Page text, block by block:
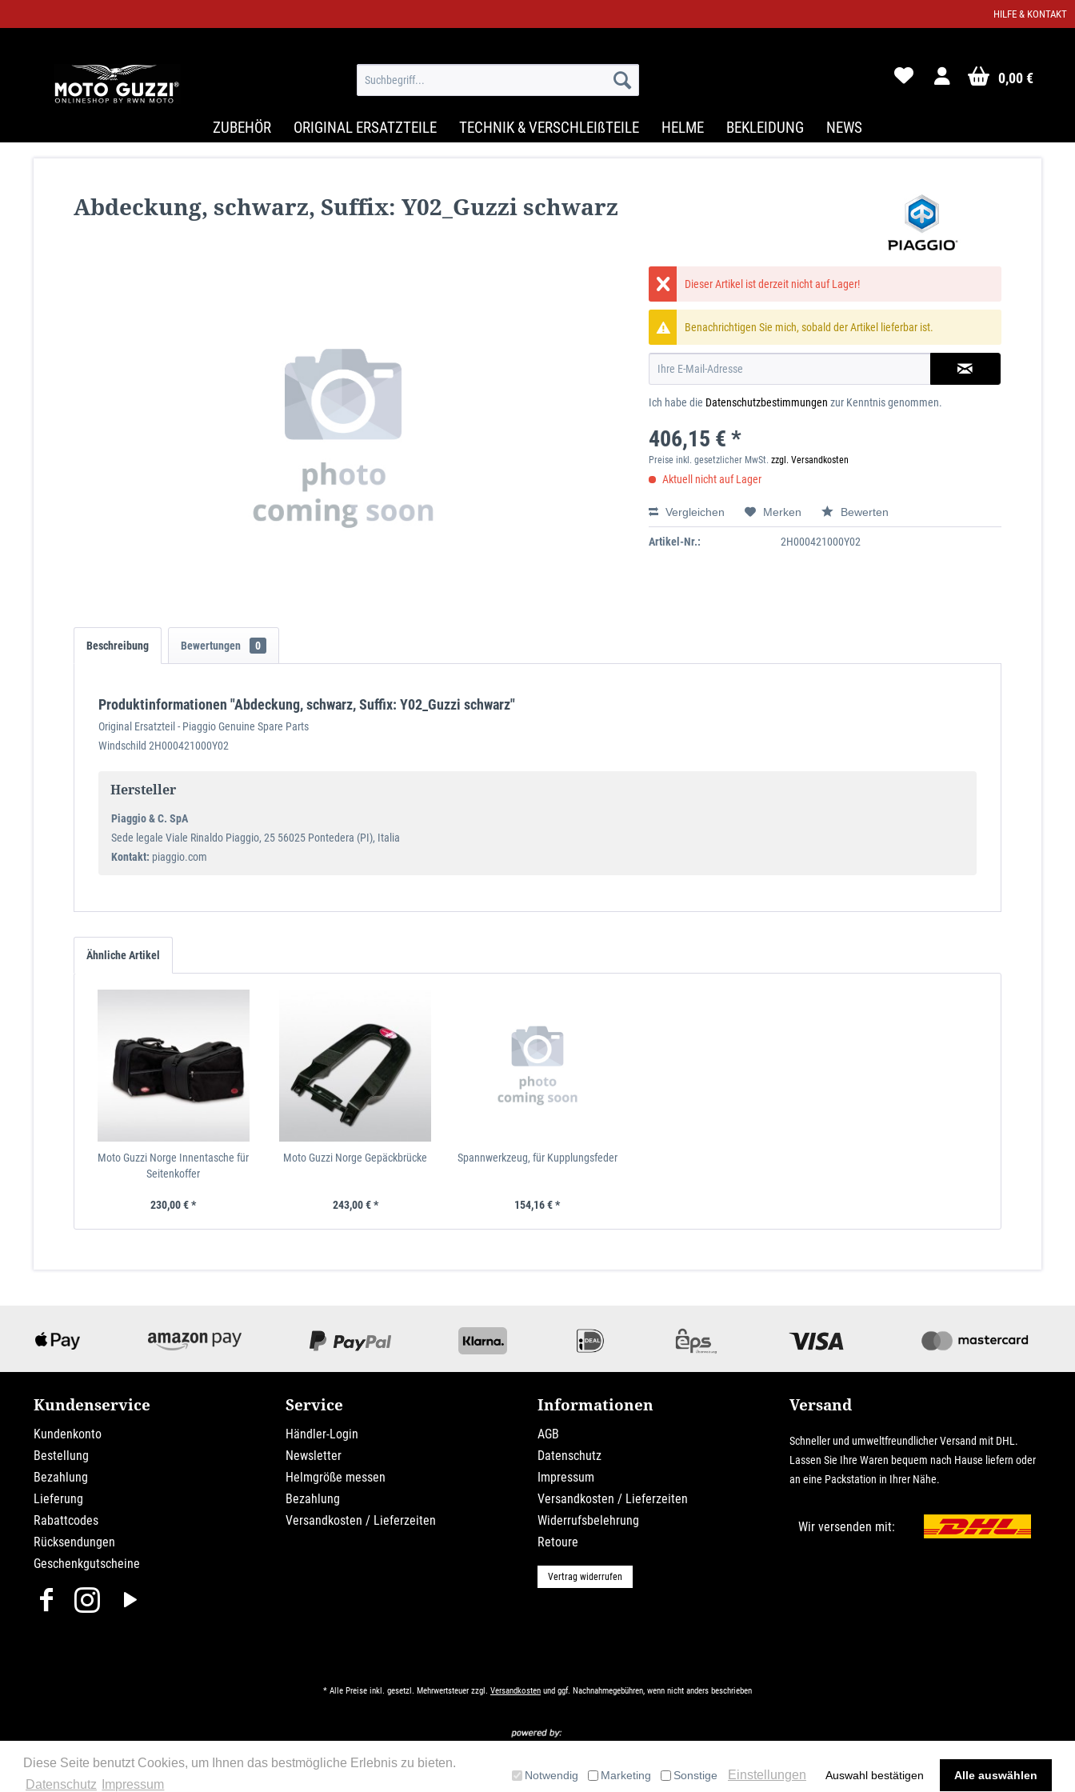
Diese Seite benutzt Cookies, um Ihnen das bestmögliche Erlebnis zu bieten.
Datenschutz
Impressum
Notwendig Marketing Sonstige Einstellungen Auswahl bestätigen Alle auswählen
HILFE & KONTAKT
0,00 €
ZUBEHÖR ORIGINAL ERSATZTEILE TECHNIK & VERSCHLEIßTEILE HELME BEKLEIDUNG NEWS
Abdeckung, schwarz, Suffix: Y02_Guzzi schwarz
Dieser Artikel ist derzeit nicht auf Lager!
Benachrichtigen Sie mich, sobald der Artikel lieferbar ist.
Ich habe die Datenschutzbestimmungen zur Kenntnis genommen.
406,15 € *
Preise inkl. gesetzlicher MwSt.zzgl. Versandkosten
Aktuell nicht auf Lager
Vergleichen Merken Bewerten
Artikel-Nr.: 2H000421000Y02
Beschreibung Bewertungen 0
Produktinformationen "Abdeckung, schwarz, Suffix: Y02_Guzzi schwarz"
Original Ersatzteil - Piaggio Genuine Spare Parts
Windschild 2H000421000Y02
Hersteller
Piaggio & C. SpA
Sede legale Viale Rinaldo Piaggio, 25 56025 Pontedera (PI), Italia
Kontakt: piaggio.com
Ähnliche Artikel
Moto Guzzi Norge Innentasche für
Seitenkoffer
230,00 € *
Moto Guzzi Norge Gepäckbrücke
243,00 € *
Spannwerkzeug, für Kupplungsfeder
154,16 € *
Kundenservice
Kundenkonto
Bestellung
Bezahlung
Lieferung
Rabattcodes
Rücksendungen
Geschenkgutscheine
Service
Händler-Login
Newsletter
Helmgröße messen
Bezahlung
Versandkosten / Lieferzeiten
Informationen
AGB
Datenschutz
Impressum
Versandkosten / Lieferzeiten
Widerrufsbelehrung
Retoure
Vertrag widerrufen
Versand
Schneller und umweltfreundlicher Versand mit DHL.
Lassen Sie Ihre Waren bequem nach Hause liefern oder
an eine Packstation in Ihrer Nähe.
Wir versenden mit:
* Alle Preise inkl. gesetzl. Mehrwertsteuer zzgl. Versandkosten und ggf. Nachnahmegebühren, wenn nicht anders beschrieben